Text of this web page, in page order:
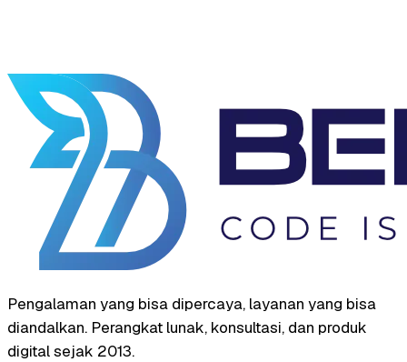
Pengalaman yang bisa dipercaya, layanan yang bisa
diandalkan. Perangkat lunak, konsultasi, dan produk
digital sejak 2013.